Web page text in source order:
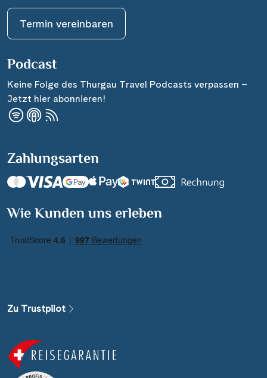
Termin vereinbaren
Podcast
Keine Folge des Thurgau Travel Podcasts verpassen –
Jetzt hier abonnieren!
Zahlungsarten
Wie Kunden uns erleben
Zu Trustpilot